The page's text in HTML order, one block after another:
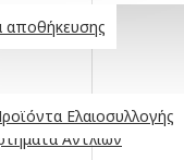
αποθήκευσης
Ελαιοσυλλογής
Αντλιών